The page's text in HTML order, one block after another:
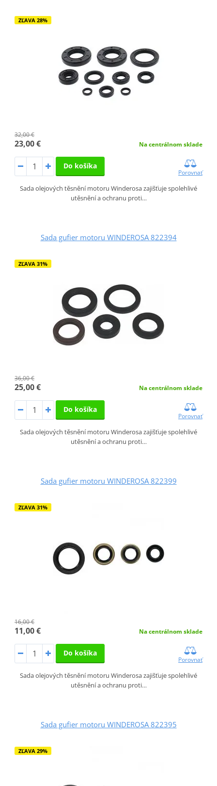
ZĽAVA 28%
32,00 €
23,00 € Na centrálnom sklade
Do košíka
Porovnať
Sada olejových těsnění motoru Winderosa zajišťuje spolehlivé
utěsnění a ochranu proti…
Sada gufier motoru WINDEROSA 822394
ZĽAVA 31%
36,00 €
25,00 € Na centrálnom sklade
Do košíka
Porovnať
Sada olejových těsnění motoru Winderosa zajišťuje spolehlivé
utěsnění a ochranu proti…
Sada gufier motoru WINDEROSA 822399
ZĽAVA 31%
16,00 €
11,00 € Na centrálnom sklade
Do košíka
Porovnať
Sada olejových těsnění motoru Winderosa zajišťuje spolehlivé
utěsnění a ochranu proti…
Sada gufier motoru WINDEROSA 822395
ZĽAVA 29%